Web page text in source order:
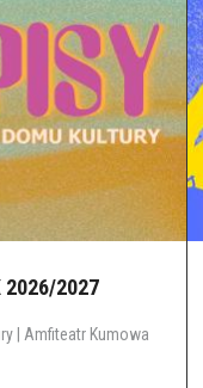
2026/2027
| Amfiteatr Kumowa